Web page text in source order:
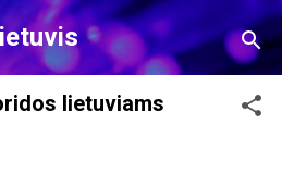
main content
lietuviams